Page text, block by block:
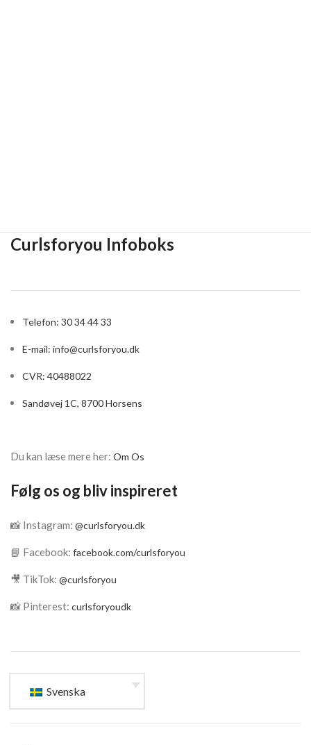
Curlsforyou Infoboks
Telefon: 30 34 44 33
E-mail: info@curlsforyou.dk
CVR: 40488022
Sandøvej 1C, 8700 Horsens
Du kan læse mere her: Om Os
Følg os og bliv inspireret
📸 Instagram: @curlsforyou.dk
📘 Facebook: facebook.com/curlsforyou
🎥 TikTok: @curlsforyou
📸 Pinterest: curlsforyoudk
Svenska